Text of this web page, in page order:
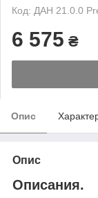
Код: ДАН 21.0.0
6 575 ₴
Опис
Опис
Описания.